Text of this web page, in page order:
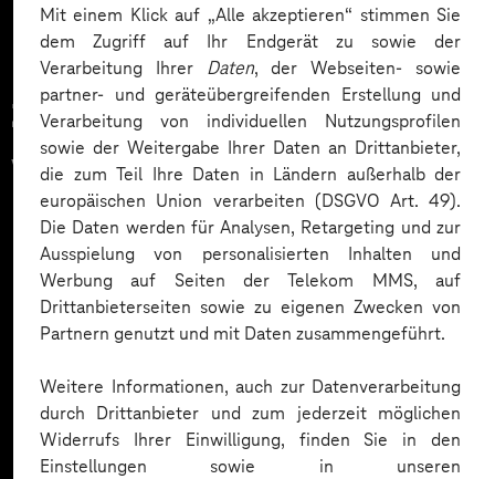
Mit einem Klick auf „Alle akzeptieren“ stimmen Sie
dem Zugriff auf Ihr Endgerät zu sowie der
Verarbeitung Ihrer Daten, der Webseiten- sowie
partner- und geräteübergreifenden Erstellung und
Verarbeitung von individuellen Nutzungsprofilen
sowie der Weitergabe Ihrer Daten an Drittanbieter,
die zum Teil Ihre Daten in Ländern außerhalb der
europäischen Union verarbeiten (DSGVO Art. 49).
Die Daten werden für Analysen, Retargeting und zur
Ausspielung von personalisierten Inhalten und
Werbung auf Seiten der Telekom MMS, auf
Drittanbieterseiten sowie zu eigenen Zwecken von
Partnern genutzt und mit Daten zusammengeführt.
Weitere Informationen, auch zur Datenverarbeitung
durch Drittanbieter und zum jederzeit möglichen
Widerrufs Ihrer Einwilligung, finden Sie in den
Einstellungen sowie in unseren
Zahlreiche Unternehmen
vertrauen auf unsere
Expertise. Hier eine Auswahl: